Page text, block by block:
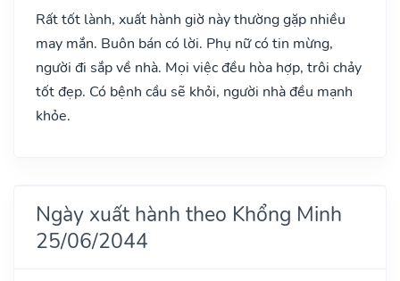
Rất tốt lành, xuất hành giờ này thường gặp nhiều
may mắn. Buôn bán có lời. Phụ nữ có tin mừng,
người đi sắp về nhà. Mọi việc đều hòa hợp, trôi chảy
tốt đẹp. Có bệnh cầu sẽ khỏi, người nhà đều mạnh
khỏe.
Ngày xuất hành theo Khổng Minh
25/06/2044